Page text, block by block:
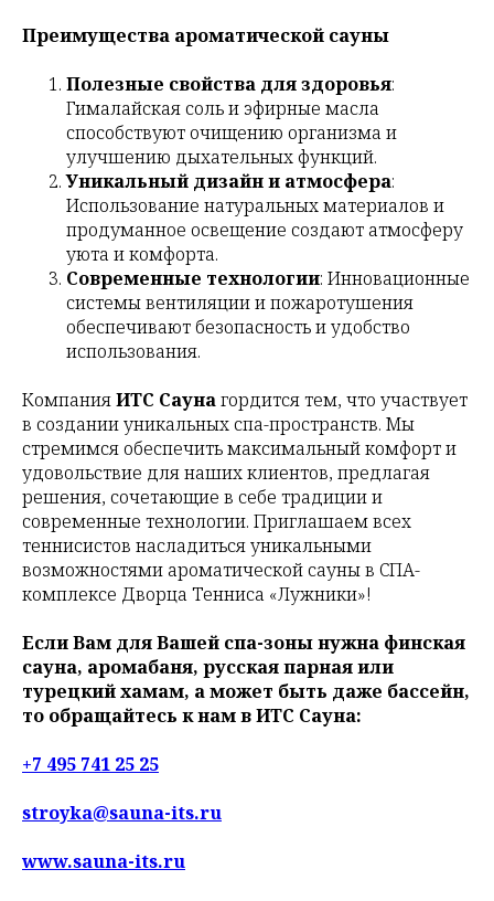
Преимущества ароматической сауны
Полезные свойства для здоровья:
Гималайская соль и эфирные масла
способствуют очищению организма и
улучшению дыхательных функций.
Уникальный дизайн и атмосфера:
Использование натуральных материалов и
продуманное освещение создают атмосферу
уюта и комфорта.
Современные технологии: Инновационные
системы вентиляции и пожаротушения
обеспечивают безопасность и удобство
использования.
КомпанияИТС Саунагордится тем, что участвует
в создании уникальных спа-пространств. Мы
стремимся обеспечить максимальный комфорт и
удовольствие для наших клиентов, предлагая
решения, сочетающие в себе традиции и
современные технологии. Приглашаем всех
теннисистов насладиться уникальными
возможностями ароматической сауны в СПА-
комплексе Дворца Тенниса «Лужники»!
Если Вам для Вашей спа-зоны нужна финская
сауна, аромабаня, русская парная или
турецкий хамам, а может быть даже бассейн,
то обращайтесь к нам в ИТС Сауна:
+7 495 741 25 25
stroyka@sauna-its.ru
www.sauna-its.ru